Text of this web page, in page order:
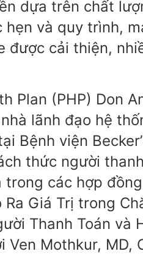
dựa trên chất
và quy trình,
được cải thiện,
Plan (PHP) Don
lãnh đạo hệ
Bệnh viện
thức người
các hợp
Giá Trị trong
Thanh Toán và
Ven Mothkur, MD,